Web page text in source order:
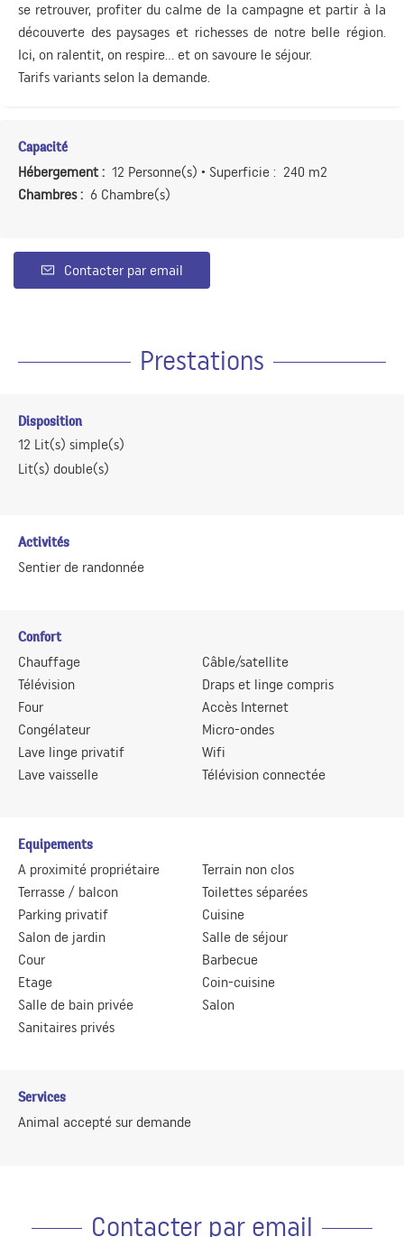
se retrouver, profiter du calme de la campagne et partir à la
découverte des paysages et richesses de notre belle région.
Ici, on ralentit, on respire… et on savoure le séjour.
Tarifs variants selon la demande.
Capacité
Hébergement : 12 Personne(s) • Superficie : 240 m2
Chambres : 6 Chambre(s)
Contacter par email
Prestations
Disposition
12 Lit(s) simple(s)
Lit(s) double(s)
Activités
Sentier de randonnée
Confort
Chauffage
Télévision
Four
Congélateur
Lave linge privatif
Lave vaisselle
Câble/satellite
Draps et linge compris
Accès Internet
Micro-ondes
Wifi
Télévision connectée
Equipements
A proximité propriétaire
Terrasse / balcon
Parking privatif
Salon de jardin
Cour
Etage
Salle de bain privée
Sanitaires privés
Terrain non clos
Toilettes séparées
Cuisine
Salle de séjour
Barbecue
Coin-cuisine
Salon
Services
Animal accepté sur demande
Contacter par email